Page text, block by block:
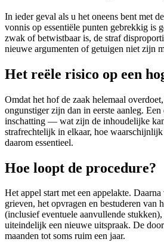
In ieder geval als u het oneens bent met
vonnis op essentiële punten gebrekkig is
zwak of betwistbaar is, de straf
nieuwe argumenten of getuigen niet zijn
Het reële risico op een
Omdat het hof de zaak helemaal
ongunstiger zijn dan in eerste aanleg.
inschatting — wat zijn de inhoudelijke
strafrechtelijk in elkaar, hoe
daarom essentieel.
Hoe loopt de procedure?
Het appel start met een appelakte.
grieven, het opvragen en bestuderen van
(inclusief eventuele aanvullende
uiteindelijk een nieuwe uitspraak. De
maanden tot soms ruim een jaar.